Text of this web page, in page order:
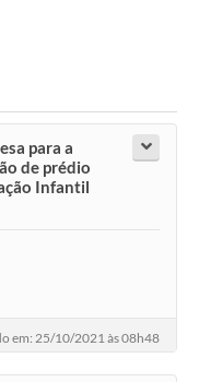
para a
de prédio
Infantil
em: 25/10/2021 às 08h48